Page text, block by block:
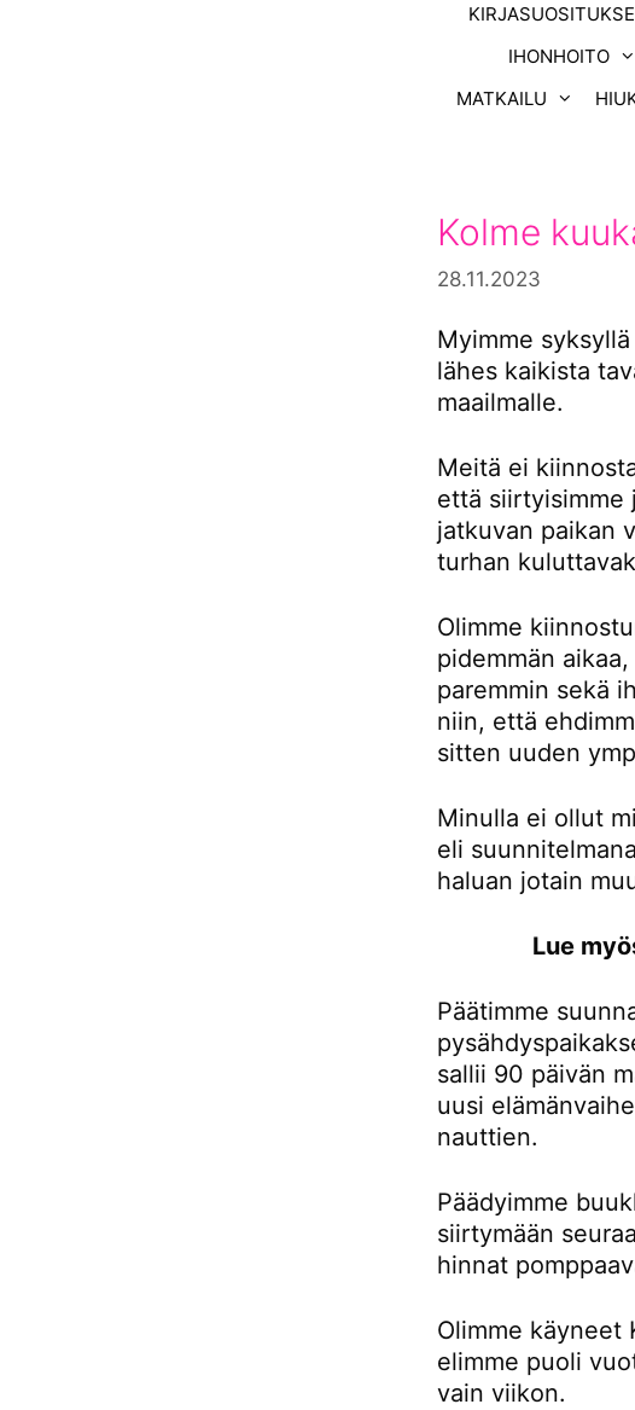
IHONHOITO
MATKAILU
Kolme
28.11.2023
Myimme
lähes kaikista
maailmalle.
Meitä ei
että siirtyisimme
jatkuvan paikan
turhan
Olimme
pidemmän
paremmin sekä
niin, että
sitten uuden
Minulla ei ollut
eli
haluan jotain
Lue
Päätimme
sallii 90 päivän
uusi
nauttien.
Päädyimme
siirtymään
hinnat
Olimme käyneet
elimme puoli
vain viikon.